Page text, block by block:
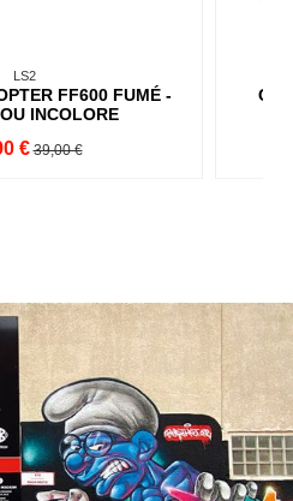
LS2
FF600 FUMÉ -
INCOLORE
€ 39,00 €